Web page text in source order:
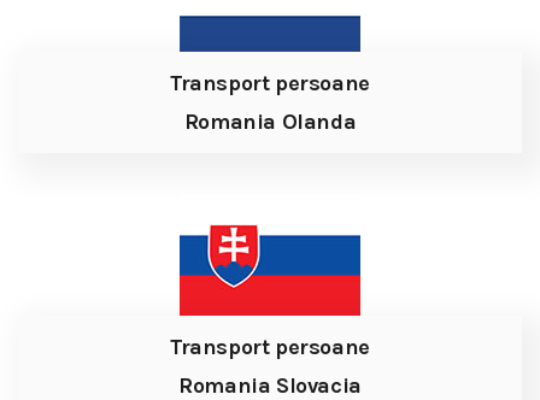
Transport persoane
Romania Olanda
Transport persoane
Romania Slovacia